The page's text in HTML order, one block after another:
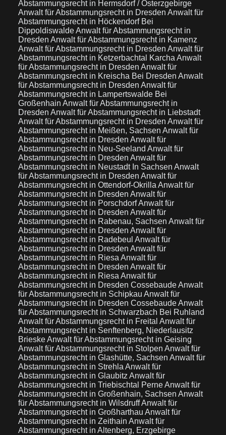
Abstammungsrecht in Hermsdorf / Osterzgebirge
Anwalt für Abstammungsrecht in Dresden Anwalt für
Abstammungsrecht in Höckendorf Bei
DippoldiswaldeAnwalt für Abstammungsrecht in
Dresden Anwalt für Abstammungsrecht in Kamenz
Anwalt für Abstammungsrecht in Dresden Anwalt für
Abstammungsrecht in Ketzerbachtal Karcha Anwalt
für Abstammungsrecht in Dresden Anwalt für
Abstammungsrecht in Kreischa Bei Dresden Anwalt
für Abstammungsrecht in Dresden Anwalt für
Abstammungsrecht in Lampertswalde Bei
Großenhain Anwalt für Abstammungsrecht in
Dresden Anwalt für Abstammungsrecht in Liebstadt
Anwalt für Abstammungsrecht in Dresden Anwalt für
Abstammungsrecht in Meißen, Sachsen Anwalt für
Abstammungsrecht in Dresden Anwalt für
Abstammungsrecht in Neu-Seeland Anwalt für
Abstammungsrecht in Dresden Anwalt für
Abstammungsrecht in Neustadt In Sachsen Anwalt
für Abstammungsrecht in Dresden Anwalt für
Abstammungsrecht in Ottendorf-Okrilla Anwalt für
Abstammungsrecht in Dresden Anwalt für
Abstammungsrecht in PorschdorfAnwalt für
Abstammungsrecht in Dresden Anwalt für
Abstammungsrecht in Rabenau, Sachsen Anwalt für
Abstammungsrecht in Dresden Anwalt für
Abstammungsrecht in Radebeul Anwalt für
Abstammungsrecht in Dresden Anwalt für
Abstammungsrecht in Riesa Anwalt für
Abstammungsrecht in Dresden Anwalt für
Abstammungsrecht in Riesa Anwalt für
Abstammungsrecht in Dresden CossebaudeAnwalt
für Abstammungsrecht in Schipkau Anwalt für
Abstammungsrecht in Dresden CossebaudeAnwalt
für Abstammungsrecht in Schwarzbach Bei Ruhland
Anwalt für Abstammungsrecht in Freital Anwalt für
Abstammungsrecht in Senftenberg, Niederlausitz
BrieskeAnwalt für Abstammungsrecht in Geising
Anwalt für Abstammungsrecht in Stolpen Anwalt für
Abstammungsrecht in Glashütte, Sachsen Anwalt für
Abstammungsrecht in Strehla Anwalt für
Abstammungsrecht in Glaubitz Anwalt für
Abstammungsrecht in Triebischtal PerneAnwalt für
Abstammungsrecht in Großenhain, Sachsen Anwalt
für Abstammungsrecht in WilsdruffAnwalt für
Abstammungsrecht in Großharthau Anwalt für
Abstammungsrecht in Zeithain Anwalt für
Abstammungsrecht in Altenberg, Erzgebirge